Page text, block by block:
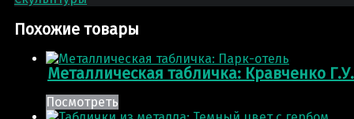
Похожие товары
Металлическая табличка: Кравченко Г.У.
Посмотреть